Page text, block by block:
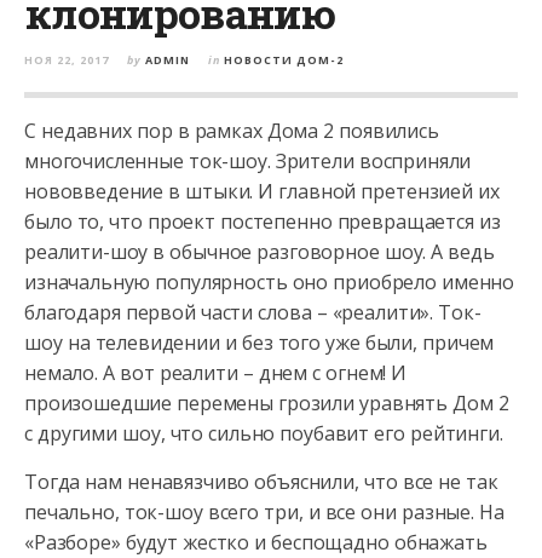
клонированию
НОЯ 22, 2017 by ADMIN in НОВОСТИ ДОМ-2
С недавних пор в рамках Дома 2 появились
многочисленные ток-шоу. Зрители восприняли
нововведение в штыки. И главной претензией их
было то, что проект постепенно превращается из
реалити-шоу в обычное разговорное шоу. А ведь
изначальную популярность оно приобрело именно
благодаря первой части слова – «реалити». Ток-
шоу на телевидении и без того уже были, причем
немало. А вот реалити – днем с огнем! И
произошедшие перемены грозили уравнять Дом 2
с другими шоу, что сильно поубавит его рейтинги.
Тогда нам ненавязчиво объяснили, что все не так
печально, ток-шоу всего три, и все они разные. На
«Разборе» будут жестко и беспощадно обнажать